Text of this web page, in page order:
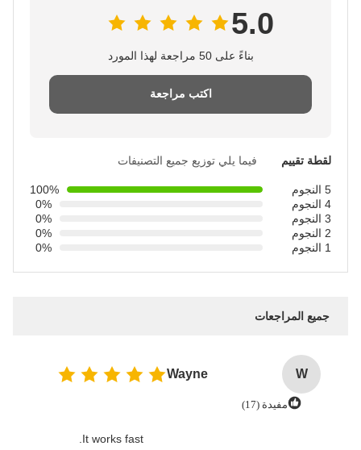
5.0
بناءً على 50 مراجعة لهذا المورد
اكتب مراجعة
لقطة تقييم فيما يلي توزيع جميع التصنيفات
5 النجوم
100%
4 النجوم
0%
0%
0%
0%
جميع المراجعات
W
Wayne
مفيدة (17)
It works fast.